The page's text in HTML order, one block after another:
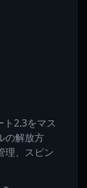
2.3をマス
の解放方
理、スピン